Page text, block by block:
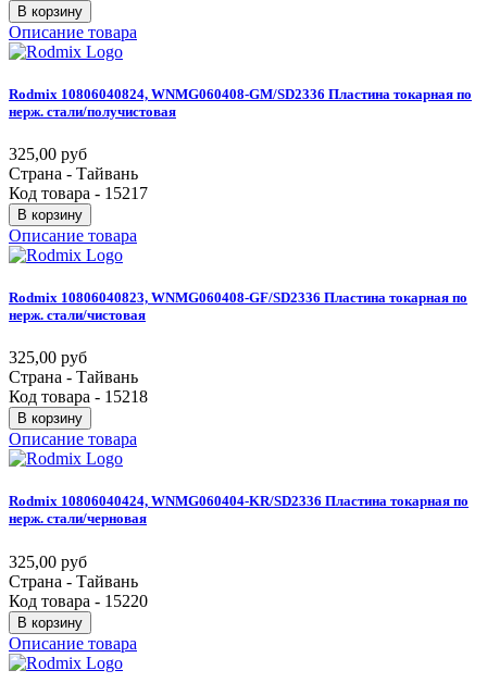
В корзину
Описание товара
Rodmix 10806040824, WNMG060408-GM/SD2336 Пластина токарная по
нерж. стали/получистовая
325,00 руб
Страна - Тайвань
Код товара - 15217
В корзину
Описание товара
Rodmix 10806040823, WNMG060408-GF/SD2336 Пластина токарная по
нерж. стали/чистовая
325,00 руб
Страна - Тайвань
Код товара - 15218
В корзину
Описание товара
Rodmix 10806040424, WNMG060404-KR/SD2336 Пластина токарная по
нерж. стали/черновая
325,00 руб
Страна - Тайвань
Код товара - 15220
В корзину
Описание товара